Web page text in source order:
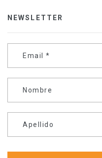
NEWSLETTER
Email *
Nombre
Apellido